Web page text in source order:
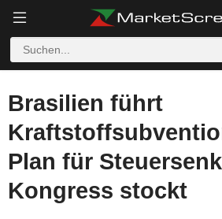
Brasilien führt
Plan für
Kongress stockt